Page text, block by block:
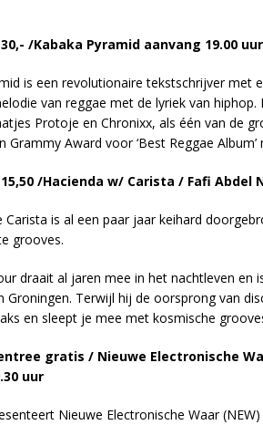
/Kabaka Pyramid aanvang 19.00 uur
is een revolutionaire tekstschrijver met
van reggae met de lyriek van
Protoje en Chronixx, als één van de
Grammy Award voor ‘Best Reggae
/Hacienda w/ Carista / Fafi Abdel
Carista is al een paar jaar keihard
grooves.
draait al jaren mee in het nachtleven en
Groningen. Terwijl hij de oorsprong van
en sleept je mee met kosmische
gratis / Nieuwe Electronische
uur
Nieuwe Electronische Waar